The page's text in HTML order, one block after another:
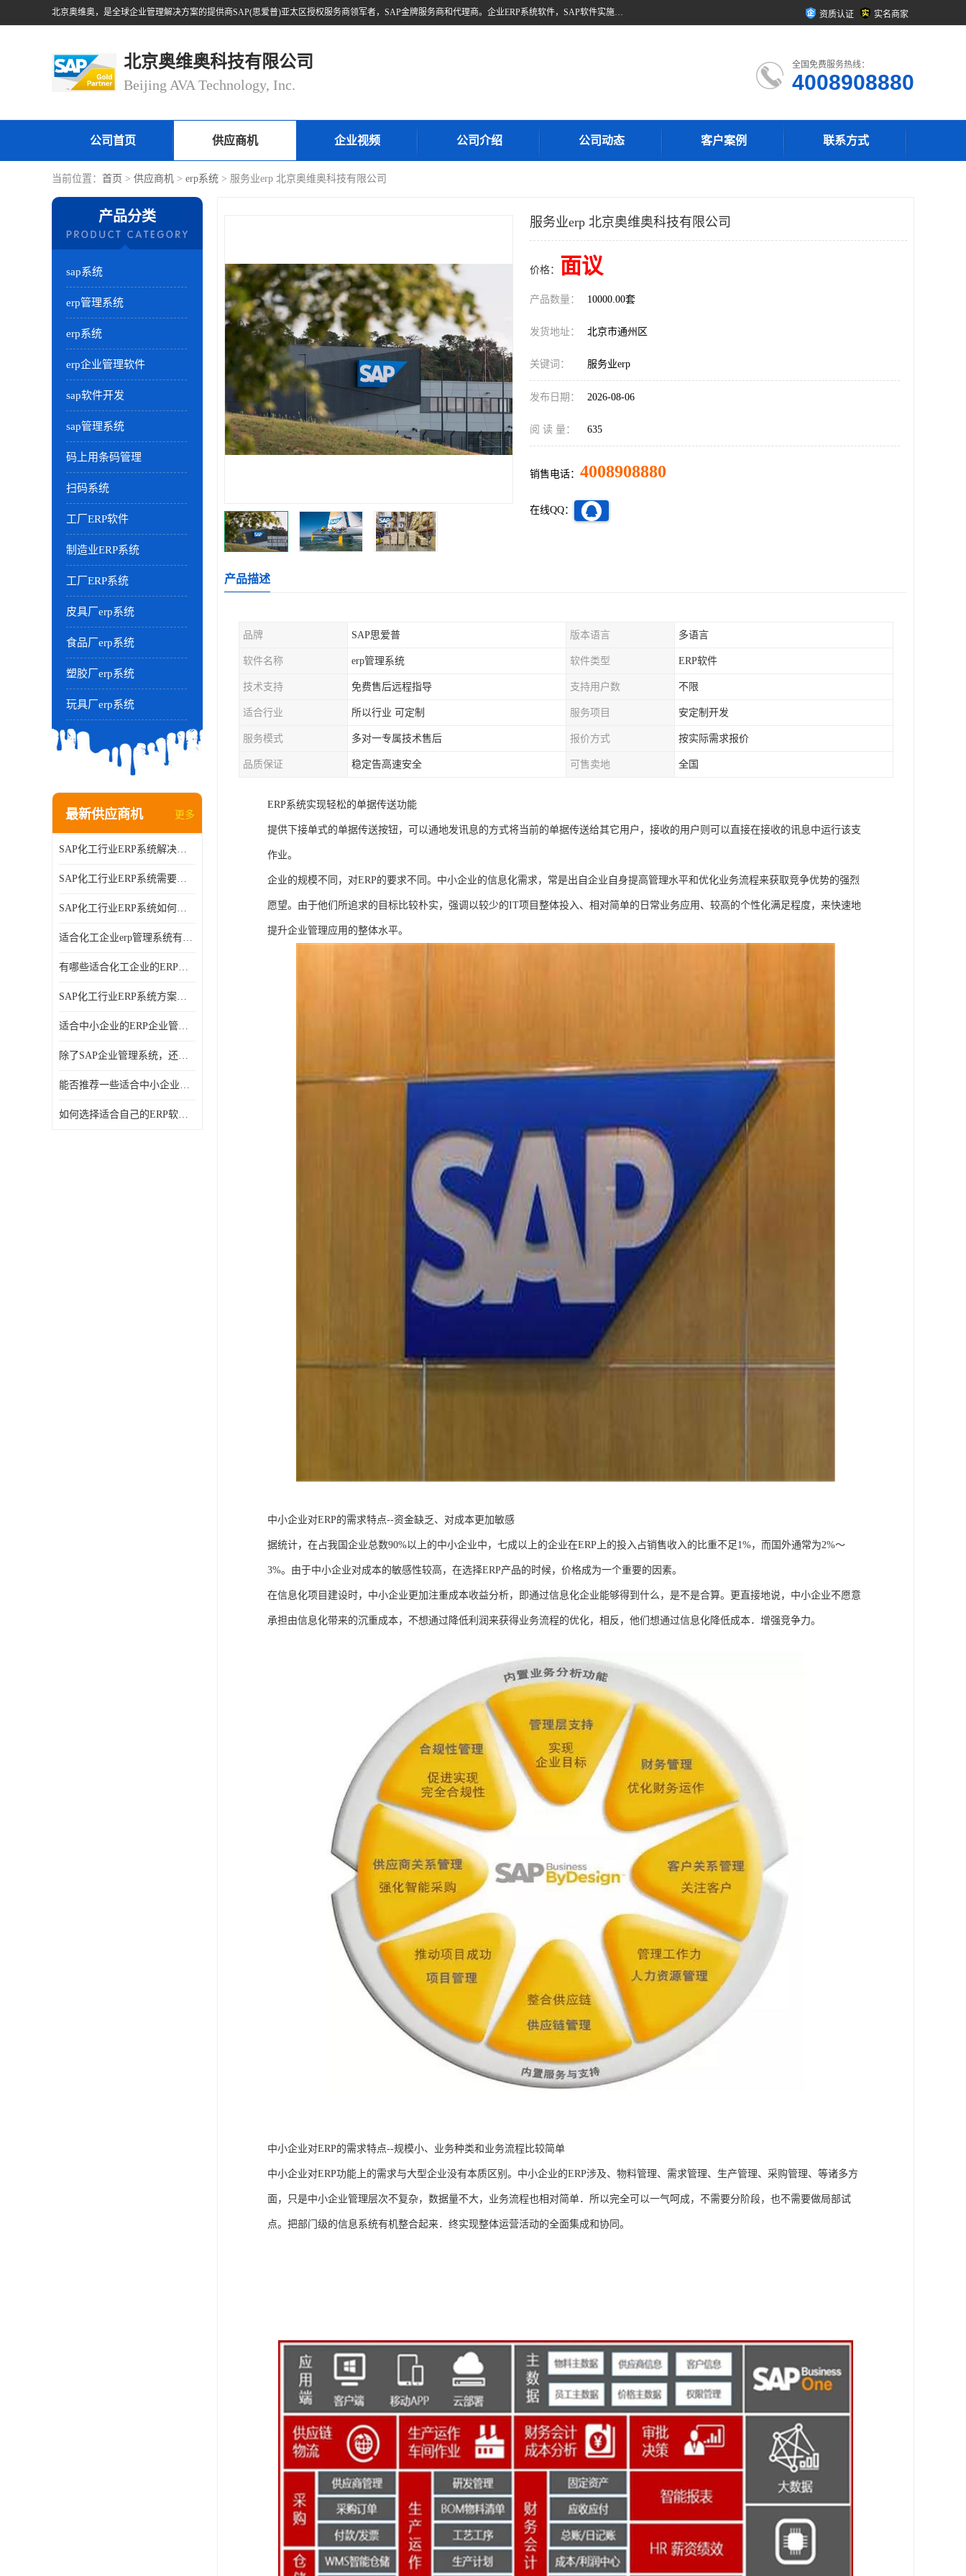
北京奥维奥，是全球企业管理解决方案的提供商SAP(思爱普)亚太区授权服务商领军者，SAP金牌服务商和代理商。企业ERP系统软件，SAP软件实施，17年来服务客户1500多家。提供SAP Business One，SAP Business ByDesign，SAP S/4HANA Cloud，SAP Analytics Cloud （分析云）等产品与解决方案。咨询专线：400-890-8880 资质认证 实名商家
北京奥维奥科技有限公司
Beijing AVA Technology, Inc.
全国免费服务热线：
4008908880
公司首页 供应商机 企业视频 公司介绍 公司动态 客户案例 联系方式
当前位置： 首页 > 供应商机 > erp系统 > 服务业erp 北京奥维奥科技有限公司
产品分类
sap系统
erp管理系统
erp系统
erp企业管理软件
sap软件开发
sap管理系统
码上用条码管理
扫码系统
工厂ERP软件
制造业ERP系统
工厂ERP系统
皮具厂erp系统
食品厂erp系统
塑胶厂erp系统
玩具厂erp系统
最新供应商机 更多
SAP化工行业ERP系统解决方案的细节和功能介绍？北京奥维奥
SAP化工行业ERP系统需要多少钱？北京奥维奥
SAP化工行业ERP系统如何帮助企业提率和降？北京奥维奥
适合化工企业erp管理系统有哪些？分别有哪些优势?
有哪些适合化工企业的ERP管理系统？分别需要多少钱？
SAP化工行业ERP系统方案介绍？SAP实施商，北京奥维奥
适合中小企业的ERP企业管理系统的价格大概是多少？北京奥维奥
除了SAP企业管理系统，还有哪些类似的企业管理软件可以推荐？
能否推荐一些适合中小企业的ERP企业管理软件？北京奥维奥
如何选择适合自己的ERP软件？北京奥维奥
服务业erp 北京奥维奥科技有限公司
价格： 面议
产品数量： 10000.00套
发货地址： 北京市通州区
关键词： 服务业erp
发布日期： 2026-08-06
阅 读 量： 635
销售电话： 4008908880
在线QQ：
产品描述
品牌 SAP思爱普 版本语言 多语言
软件名称 erp管理系统 软件类型 ERP软件
技术支持 免费售后远程指导 支持用户数 不限
适合行业 所以行业 可定制 服务项目 安定制开发
服务模式 多对一专属技术售后 报价方式 按实际需求报价
品质保证 稳定告高速安全 可售卖地 全国
ERP系统实现轻松的单据传送功能
提供下接单式的单据传送按钮，可以通地发讯息的方式将当前的单据传送给其它用户，接收的用户则可以直接在接收的讯息中运行该支
作业。
企业的规模不同，对ERP的要求不同。中小企业的信息化需求，常是出自企业自身提高管理水平和优化业务流程来获取竞争优势的强烈
愿望。由于他们所追求的目标比较朴实，强调以较少的IT项目整体投入、相对简单的日常业务应用、较高的个性化满足程度，来快速地
提升企业管理应用的整体水平。
中小企业对ERP的需求特点--资金缺乏、对成本更加敏感
据统计，在占我国企业总数90%以上的中小企业中，七成以上的企业在ERP上的投入占销售收入的比重不足1%，而国外通常为2%～
3%。由于中小企业对成本的敏感性较高，在选择ERP产品的时候，价格成为一个重要的因素。
在信息化项目建设时，中小企业更加注重成本收益分析，即通过信息化企业能够得到什么，是不是合算。更直接地说，中小企业不愿意
承担由信息化带来的沉重成本，不想通过降低利润来获得业务流程的优化，相反，他们想通过信息化降低成本．增强竞争力。
中小企业对ERP的需求特点--规模小、业务种类和业务流程比较简单
中小企业对ERP功能上的需求与大型企业没有本质区别。中小企业的ERP涉及、物料管理、需求管理、生产管理、采购管理、等诸多方
面，只是中小企业管理层次不复杂，数据量不大，业务流程也相对简单．所以完全可以一气呵成，不需要分阶段，也不需要做局部试
点。把部门级的信息系统有机整合起来．终实现整体运营活动的全面集成和协同。